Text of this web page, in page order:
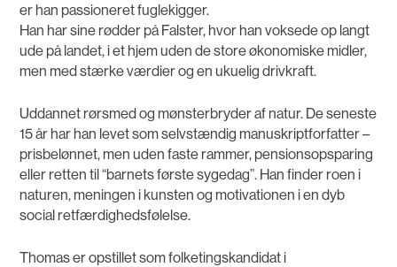
er han passioneret fuglekigger.
Han har sine rødder på Falster, hvor han voksede op langt
ude på landet, i et hjem uden de store økonomiske midler,
men med stærke værdier og en ukuelig drivkraft.
Uddannet rørsmed og mønsterbryder af natur. De seneste
15 år har han levet som selvstændig manuskriptforfatter –
prisbelønnet, men uden faste rammer, pensionsopsparing
eller retten til “barnets første sygedag”. Han finder roen i
naturen, meningen i kunsten og motivationen i en dyb
social retfærdighedsfølelse.
Thomas er opstillet som folketingskandidat i